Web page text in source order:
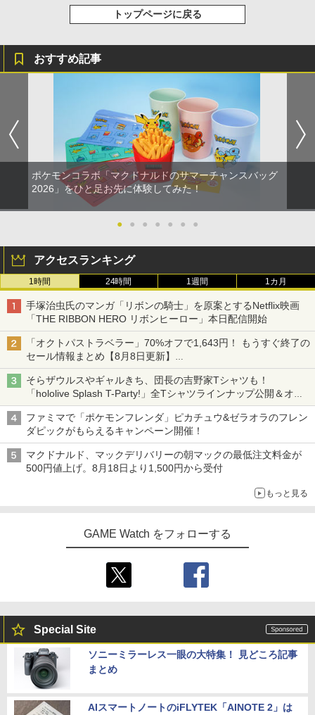
トップページに戻る
おすすめ記事
ポケモンコラボ「マクドナルドのサマーチャンスバッグ
2026」をひと足お先に体験してみた！
● ● ● ● ● ● ●
アクセスランキング
1時間 24時間 1週間 1カ月
手塚治虫氏のマンガ「リボンの騎士」を原案とするNetflix映画
「THE RIBBON HERO リボンヒーロー」本日配信開始
「オクトパストラベラー」70%オフで1,643円！ もうすぐ終了の
セール情報まとめ【8月8日更新】
ニンテンドーeショップでは「大神 絶景版」が67%オフで990円
そらザウルスやギャルきち、団長の吉野家Tシャツも！
「hololive Splash T-Party!」全Tシャツラインナップ公開＆オン
ライン販売開始
ファミマで「ポケモンフレンダ」ピカチュウ&ゼラオラのフレン
ダピックがもらえるキャンペーン開催！
マクドナルド、マックデリバリーの朝マックの最低注文料金が
500円値上げ。8月18日より1,500円から受付
もっと見る
GAME Watch をフォローする
Special Site
ソニーミラーレス一眼の大特集！ 見どころ記事
まとめ
AIスマートノートのiFLYTEK「AINOTE 2」は